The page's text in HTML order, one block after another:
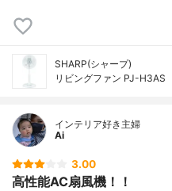
SHARP(シャープ)
リビングファン PJ-H3AS
インテリア好き主婦
Ai
3.00
高性能AC扇風機！！